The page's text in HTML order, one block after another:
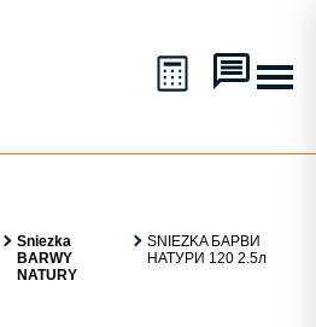
Sniezka
BARWY
NATURY
SNIEZKA БАРВИ
НАТУРИ 120 2.5л